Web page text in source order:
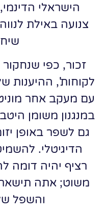
הישראלי
צנועה באילת
זכור, כפי
לקוחות', ההיענות
עם מעקב אחר
במנגנון משומן
גם לשפר באופן
הדיגיטלי.
רציף יהיה דומה
משוט; אתה תישאר
והשפל